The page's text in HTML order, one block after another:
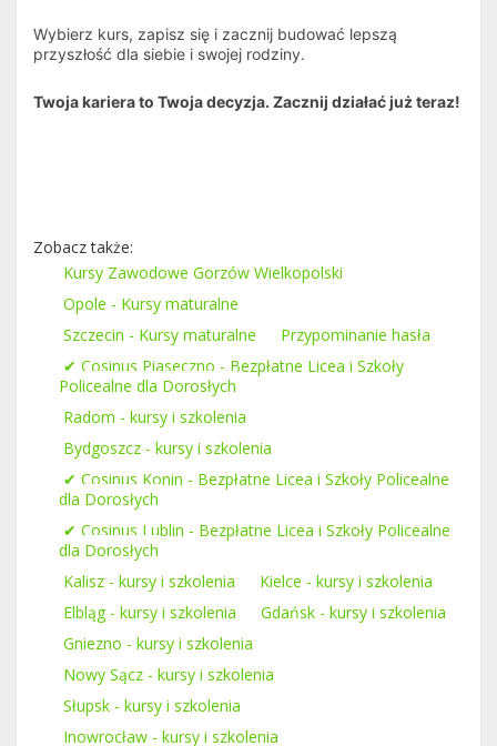
Wybierz kurs, zapisz się i zacznij budować lepszą
przyszłość dla siebie i swojej rodziny.
Twoja kariera to Twoja decyzja. Zacznij działać już teraz!
Zobacz także:
Kursy Zawodowe Gorzów Wielkopolski
Opole - Kursy maturalne
Szczecin - Kursy maturalne
Przypominanie hasła
✔ Cosinus Piaseczno - Bezpłatne Licea i Szkoły
Policealne dla Dorosłych
Radom - kursy i szkolenia
Bydgoszcz - kursy i szkolenia
✔ Cosinus Konin - Bezpłatne Licea i Szkoły Policealne
dla Dorosłych
✔ Cosinus Lublin - Bezpłatne Licea i Szkoły Policealne
dla Dorosłych
Kalisz - kursy i szkolenia
Kielce - kursy i szkolenia
Elbląg - kursy i szkolenia
Gdańsk - kursy i szkolenia
Gniezno - kursy i szkolenia
Nowy Sącz - kursy i szkolenia
Słupsk - kursy i szkolenia
Inowrocław - kursy i szkolenia